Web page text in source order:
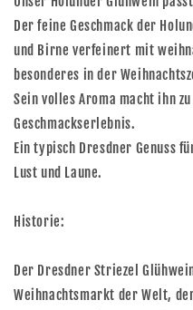
Der feine Geschmack der
und Birne verfeinert mit
besonderes in der
Sein volles Aroma macht ihn
Geschmackserlebnis.
Ein typisch Dresdner Genuss
Lust und Laune.
Historie:
Der Dresdner Striezel
Weihnachtsmarkt der Welt,